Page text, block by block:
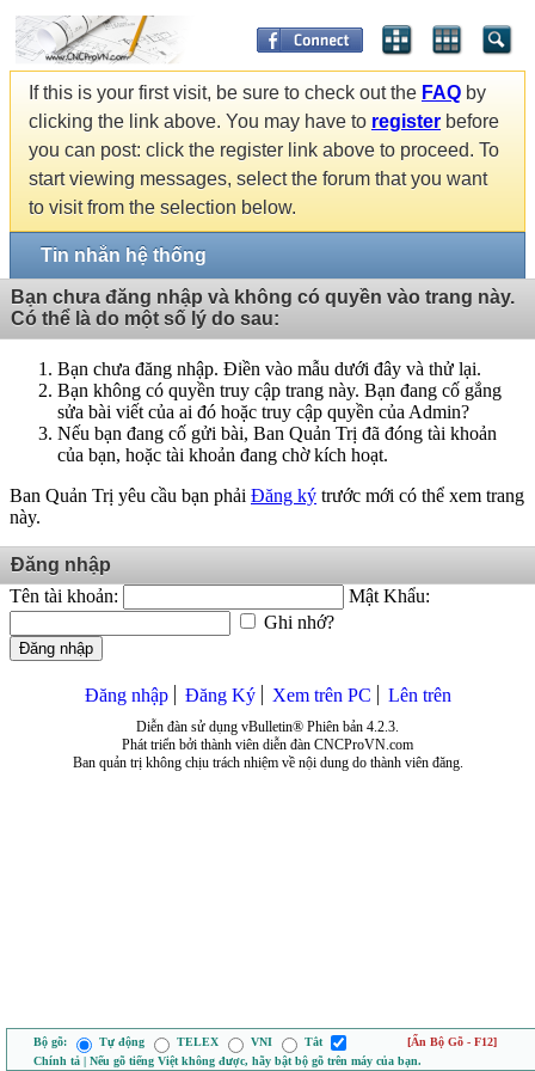
If this is your first visit, be sure to check out the FAQ by
clicking the link above. You may have to register before
you can post: click the register link above to proceed. To
start viewing messages, select the forum that you want
to visit from the selection below.
Tin nhắn hệ thống
Bạn chưa đăng nhập và không có quyền vào trang này.
Có thể là do một số lý do sau:
Bạn chưa đăng nhập. Điền vào mẫu dưới đây và thử lại.
Bạn không có quyền truy cập trang này. Bạn đang cố gắng
sửa bài viết của ai đó hoặc truy cập quyền của Admin?
Nếu bạn đang cố gửi bài, Ban Quản Trị đã đóng tài khoản
của bạn, hoặc tài khoản đang chờ kích hoạt.
Ban Quản Trị yêu cầu bạn phải Đăng ký trước mới có thể xem trang
này.
Đăng nhập
Tên tài khoản:
Mật Khẩu:
Ghi nhớ?
Đăng nhập
Đăng nhập Đăng Ký Xem trên PC Lên trên
Diễn đàn sử dụng vBulletin® Phiên bản 4.2.3.
Phát triển bởi thành viên diễn đàn CNCProVN.com
Ban quản trị không chịu trách nhiệm về nội dung do thành viên đăng.
Bộ gõ: Tự động TELEX VNI Tắt
[Ẩn Bộ Gõ - F12]
Chính tả | Nếu gõ tiếng Việt không được, hãy bật bộ gõ trên máy của bạn.